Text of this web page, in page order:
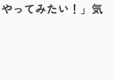
ってみたい！」気